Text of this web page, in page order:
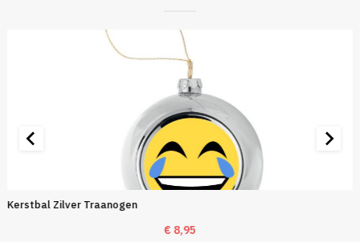
Kerstbal Zilver Traanogen
€8,95